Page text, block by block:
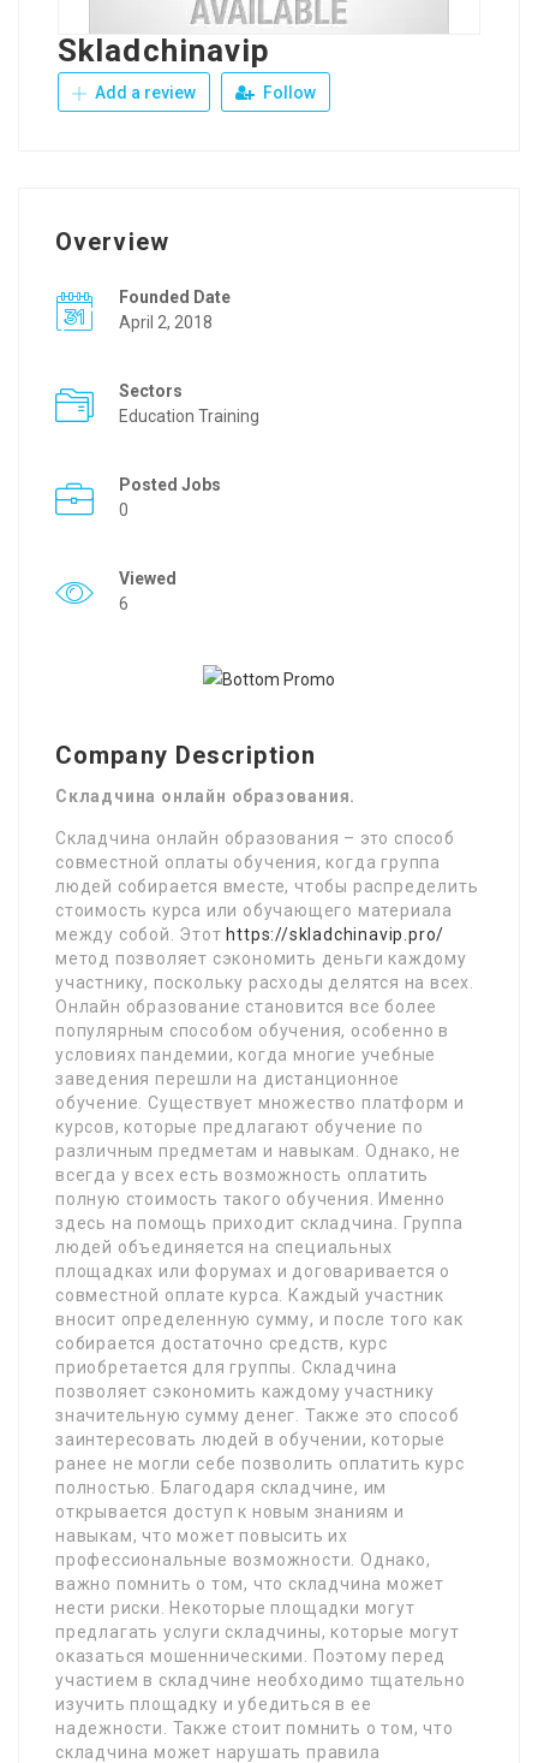
Skladchinavip
Add a review Follow
Overview
Founded Date
April 2, 2018
Sectors
Education Training
Posted Jobs
0
Viewed
6
Company Description
Складчина онлайн образования.
Складчина онлайн образования – это способ
совместной оплаты обучения, когда группа
людей собирается вместе, чтобы распределить
стоимость курса или обучающего материала
между собой. Этот https://skladchinavip.pro/
метод позволяет сэкономить деньги каждому
участнику, поскольку расходы делятся на всех.
Онлайн образование становится все более
популярным способом обучения, особенно в
условиях пандемии, когда многие учебные
заведения перешли на дистанционное
обучение. Существует множество платформ и
курсов, которые предлагают обучение по
различным предметам и навыкам. Однако, не
всегда у всех есть возможность оплатить
полную стоимость такого обучения. Именно
здесь на помощь приходит складчина. Группа
людей объединяется на специальных
площадках или форумах и договаривается о
совместной оплате курса. Каждый участник
вносит определенную сумму, и после того как
собирается достаточно средств, курс
приобретается для группы. Складчина
позволяет сэкономить каждому участнику
значительную сумму денег. Также это способ
заинтересовать людей в обучении, которые
ранее не могли себе позволить оплатить курс
полностью. Благодаря складчине, им
открывается доступ к новым знаниям и
навыкам, что может повысить их
профессиональные возможности. Однако,
важно помнить о том, что складчина может
нести риски. Некоторые площадки могут
предлагать услуги складчины, которые могут
оказаться мошенническими. Поэтому перед
участием в складчине необходимо тщательно
изучить площадку и убедиться в ее
надежности. Также стоит помнить о том, что
складчина может нарушать правила